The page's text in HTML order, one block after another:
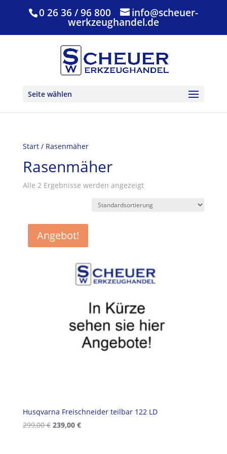
0 26 36 / 96 800 info@scheuer-
werkzeughandel.de
Seite wählen
Start/ Rasenmäher
Rasenmäher
Alle 2 Ergebnisse werden angezeigt
Angebot!
Husqvarna Freischneider teilbar 122 LD
299,00€ Ursprünglicher
239,00 €Aktueller